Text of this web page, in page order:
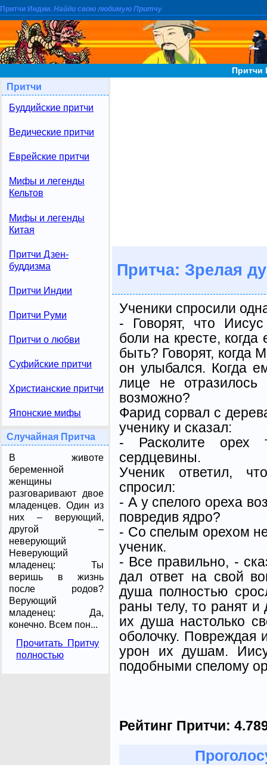
Притчи Индии. Найди свою любимую Притчу
Притчи
Притчи
Буддийские притчи
Ведические притчи
Еврейские притчи
Мифы и легенды
Кельтов
Мифы и легенды
Китая
Притчи Дзен-
буддизма
Притчи Индии
Притчи Руми
Притчи о любви
Суфийские притчи
Христианские притчи
Японские мифы
Случайная Притча
В животе
беременной
женщины
разговаривают двое
младенцев. Один из
них – верующий,
другой –
неверующий
Неверующий
младенец: Ты
веришь в жизнь
после родов?
Верующий
младенец: Да,
конечно. Всем пон...
Прочитать Притчу
полностью
Притча: Зрелая
Ученики спросили
- Говорят, что
боли на кресте, когда
быть? Говорят, когда
он улыбался. Когда
лице не
возможно?
Фарид сорвал с
ученику и сказал:
- Расколите орех
сердцевины.
Ученик ответил,
спросил:
- А у спелого ореха
повредив ядро?
- Со спелым орехом
ученик.
- Все правильно, -
дал ответ на свой
душа полностью
раны телу, то ранят
их душа настолько
оболочку. Повреждая
урон их душам.
подобными спелому
Рейтинг Притчи: